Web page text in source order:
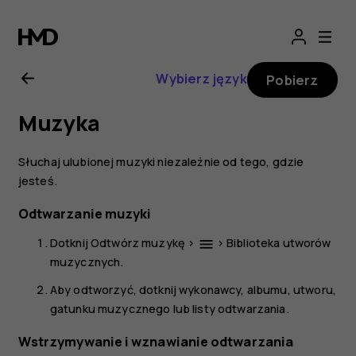
Instrukcja
obsługi
telefonu
Nokia
7
Plus
Wybierz język Pobierz
Muzyka
Słuchaj ulubionej muzyki niezależnie od tego, gdzie
jesteś.
Odtwarzanie muzyki
DotknijOdtwórz muzykę > menu > Biblioteka utworów
muzycznych.
Aby odtworzyć, dotknij wykonawcy, albumu, utworu,
gatunku muzycznego lub listy odtwarzania.
Wstrzymywanie i wznawianie odtwarzania